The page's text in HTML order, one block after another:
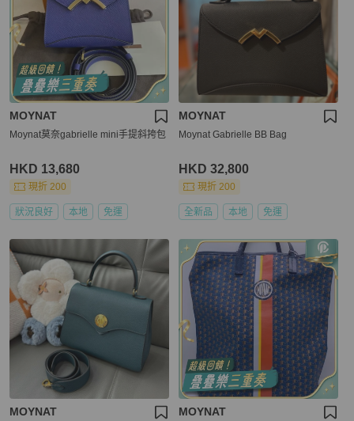
MOYNAT
Moynat莫奈gabrielle mini手提斜挎包
HKD 13,680
現折 200
狀況良好 本地 免運
MOYNAT
Moynat Gabrielle BB Bag
HKD 32,800
現折 200
全新品 本地 免運
MOYNAT MOYNAT